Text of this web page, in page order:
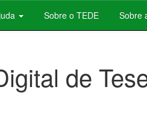
Sobre o TEDE Sobre
de